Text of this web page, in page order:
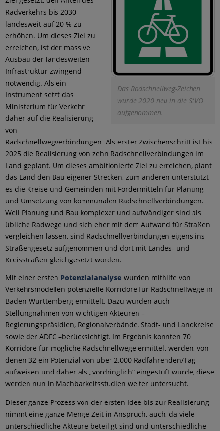
Das Radschnellweg-Zeichen
wurde 2020 neu in die StVO
aufgenommen.
Radverkehrs bis 2030
landesweit auf 20 % zu
erhöhen. Um dieses Ziel zu
erreichen, ist der massive
Ausbau der landesweiten
Infrastruktur zwingend
notwendig. Als ein
Instrument setzt das
Ministerium für Verkehr
daher auf die Realisierung
von
Radschnellwegverbindungen. Als erster Zwischenschritt ist bis
2025 die Realisierung von zehn Radschnellverbindungen im
Land geplant. Um dieses ambitionierte Ziel zu erreichen, plant
das Land den Bau eigener Strecken, zum anderen unterstützt
es die Kreise und Gemeinden mit Fördermitteln für Planung
und Umsetzung von kommunalen Radschnellverbindungen.
Weil Planung und Bau komplexer und aufwändiger sind als
übliche Radwege und sich eher mit dem Aufwand für Straßen
vergleichen lassen, sind Radschnellverbindungen eigens ins
Straßengesetz aufgenommen und dort mit Landes- und
Kreisstraßen gleichgesetzt worden.
Mit einer ersten Potenzialanalyse wurden mithilfe von
Verkehrsmodellen potenzielle Korridore für Radschnellwege in
Baden-Württemberg ermittelt. Dazu wurden auch
Stellungnahmen von wichtigen Akteuren –
Regierungspräsidien, Regionalverbände, Stadt- und Landkreise
sowie der ADFC –berücksichtigt. Im Ergebnis konnten 70
Korridore für mögliche Radschnellwege ermittelt werden, von
denen 32 ein Potenzial von über 2.000 Radfahrenden/Tag
aufweisen und daher als „vordringlich“ eingestuft wurde, diese
werden nun in Machbarkeitsstudien weiter untersucht.
Dieser ganze Prozess von der ersten Idee bis zur Realisierung
nimmt eine ganze Menge Zeit in Anspruch, auch, da viele
unterschiedliche Akteure beteiligt sind und unterschiedliche